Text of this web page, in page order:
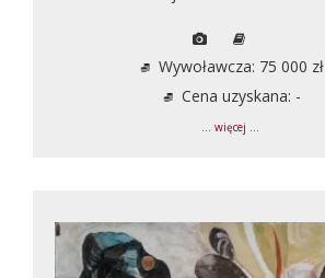
Wywoławcza: 75 000 zł
Cena uzyskana: -
... więcej ...